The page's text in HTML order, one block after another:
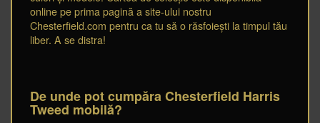
online pe prima pagină a site-ului nostru
Chesterfield.com pentru ca tu să o răsfoiești la timpul tău
liber. A se distra!
De unde pot cumpăra Chesterfield Harris
Tweed mobilă?